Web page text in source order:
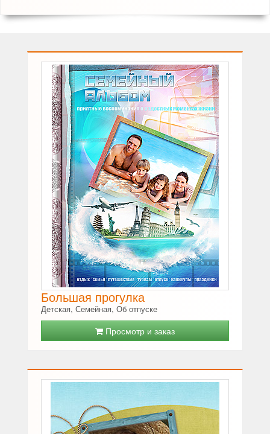
Большая прогулка
Детская, Семейная, Об отпуске
Просмотр и заказ